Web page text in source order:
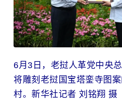
6月3日， 老挝人革党中央
将雕刻老挝国宝塔銮寺图
村。新华社记者 刘铭翔 摄